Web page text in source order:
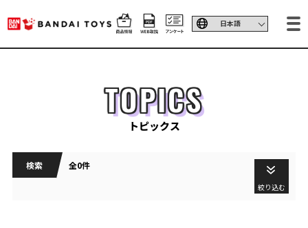
TOPICS
トピックス
検索 全0件
絞り込む